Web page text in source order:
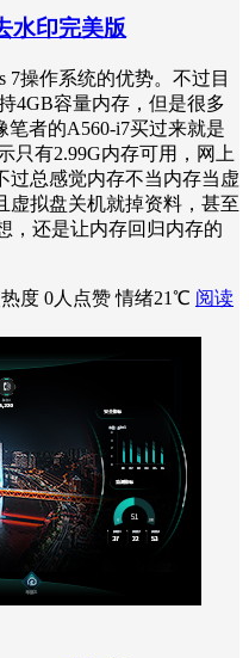
水印完美版
7操作系统的优势。不过目
4GB容量内存，但是很多
笔者的A560-i7买过来就是
只有2.99G内存可用，网上
过总感觉内存不当内存当虚
虚拟盘关机就掉资料，甚至
，还是让内存回归内存的
度 0人点赞 情绪21℃ 阅读